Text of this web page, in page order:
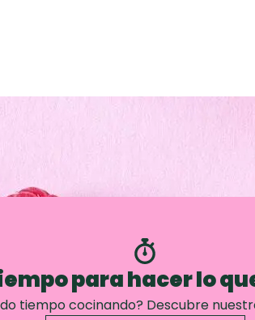
para hacer lo
tiempo cocinando? Descubre